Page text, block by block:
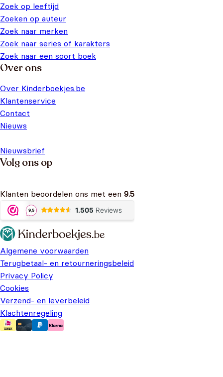
Zoek op leeftijd
Zoeken op auteur
Zoek naar merken
Zoek naar series of karakters
Zoek naar een soort boek
Over ons
Over Kinderboekjes.be
Klantenservice
Contact
Nieuws
Nieuwsbrief
Volg ons op
Klanten beoordelen ons met een 9.5
Algemene voorwaarden
Terugbetaal- en retourneringsbeleid
Privacy Policy
Cookies
Verzend- en leverbeleid
Klachtenregeling